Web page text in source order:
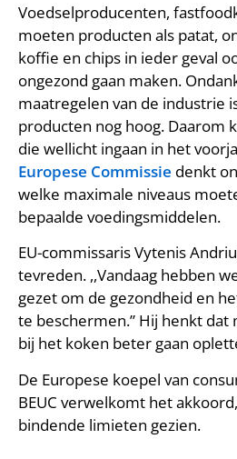
Voedselproducenten,
moeten producten als patat,
koffie en chips in ieder geval
ongezond gaan maken.
maatregelen van de industrie
producten nog hoog. Daarom
die wellicht ingaan in het
Europese Commissie denkt
welke maximale niveaus
bepaalde voedingsmiddelen.
EU-commissaris Vytenis
tevreden. ,,Vandaag hebben
gezet om de gezondheid en
te beschermen.” Hij henkt dat
bij het koken beter gaan
De Europese koepel van
BEUC verwelkomt het
bindende limieten gezien.